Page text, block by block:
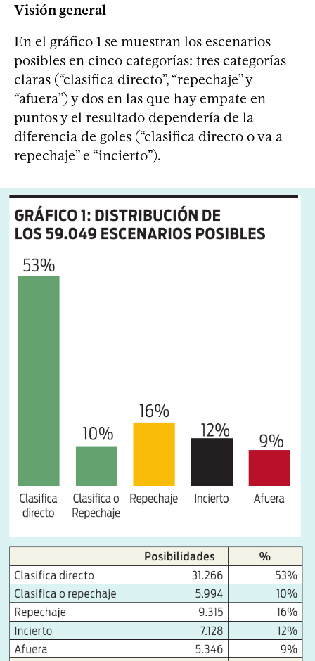
Visión general
En el gráfico 1 se muestran los escenarios
posibles en cinco categorías: tres categorías
claras (“clasifica directo”, “repechaje” y
“afuera”) y dos en las que hay empate en
puntos y el resultado dependería de la
diferencia de goles (“clasifica directo o va a
repechaje” e “incierto”).